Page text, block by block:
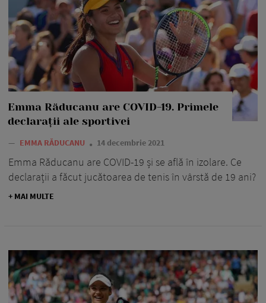
Emma Răducanu are COVID-19. Primele
declarații ale sportivei
— EMMA RĂDUCANU 14 decembrie 2021
Emma Răducanu are COVID-19 și se află în izolare. Ce
declarații a făcut jucătoarea de tenis în vârstă de 19 ani?
+ MAI MULTE